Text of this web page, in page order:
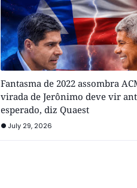
Fantasma de 2022 assombra
virada de Jerônimo deve vir
esperado, diz Quaest
July 29, 2026